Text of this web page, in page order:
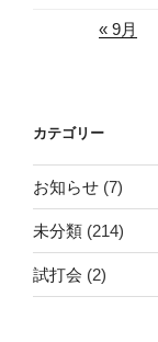
« 9月
カテゴリー
お知らせ (7)
未分類 (214)
試打会 (2)